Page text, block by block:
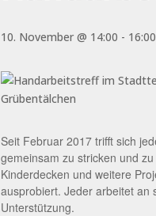
10. November @ 14:00 - 16:00
Seit Februar 2017 trifft sich
gemeinsam zu stricken und
Kinderdecken und weitere
ausprobiert. Jeder arbeitet an
Unterstützung.